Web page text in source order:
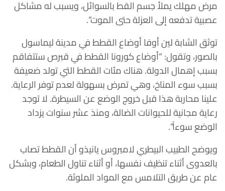
مرض مهلك يملأ جسم القط بالسوائل، ويسبب له مشاكل
عصبية تدفعه إلى العزلة حتى الموت”.
توثق الشابة لين أوفا أوضاع القطط في مدينة ليماسول
بالصور، وتقول: “أوضاع كورونا القطط في قبرص ستتفاقم
بسبب إهمال الدولة. هناك مئات القطط التي تولد ضعيفة
بسبب سوء المناخ، وهي تمرض بسهولة لعدم توفر الرعاية.
علينا محاربة هذا قبل خروج الوضع عن السيطرة. لا توجد
رعاية مجانية للحيوانات الضالة، ومنذ عشر سنوات يزداد
الوضع سوءاً”.
ويوضح الطبيب البيطري لامبروس يانيذو أن القطط تصاب
بالعدوى أثناء تنظيف نفسها، أو أثناء تناول الطعام، وبشكل
عام عن طريق التلامس مع المواد الملوثة.